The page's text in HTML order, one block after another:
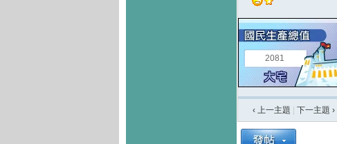
2081
‹ 上一主題
下一主題 ›